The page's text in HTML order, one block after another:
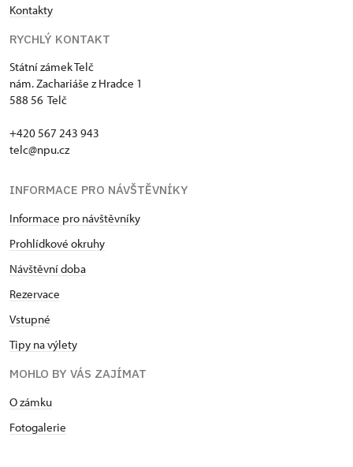
Kontakty
RYCHLÝ KONTAKT
Státní zámek Telč
nám. Zachariáše z Hradce 1
588 56 Telč
+420 567 243 943
telc@npu.cz
INFORMACE PRO NÁVŠTĚVNÍKY
Informace pro návštěvníky
Prohlídkové okruhy
Návštěvní doba
Rezervace
Vstupné
Tipy na výlety
MOHLO BY VÁS ZAJÍMAT
O zámku
Fotogalerie